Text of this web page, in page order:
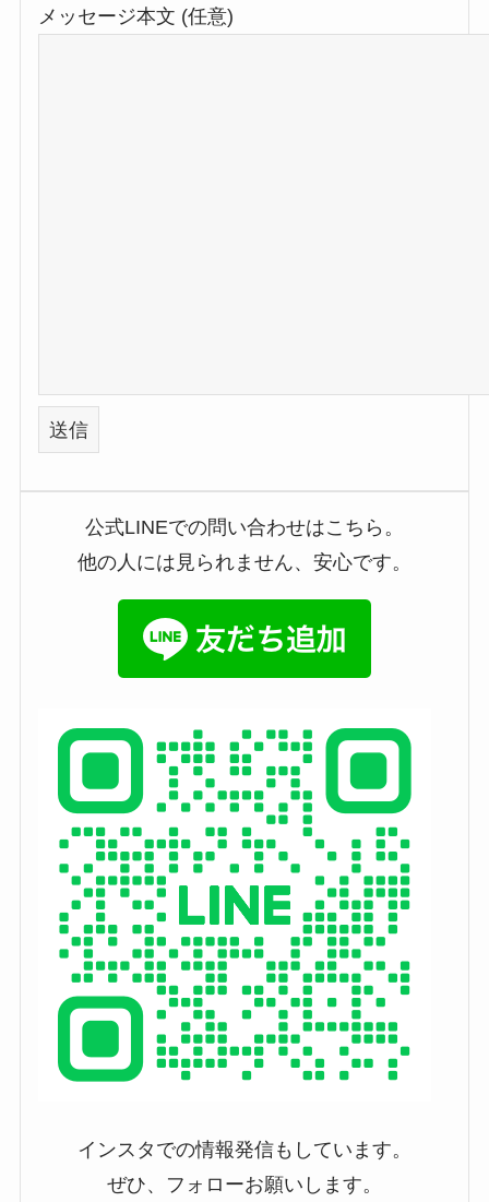
メッセージ本文 (任意)
公式LINEでの問い合わせはこちら。
他の人には見られません、安心です。
インスタでの情報発信もしています。
ぜひ、フォローお願いします。